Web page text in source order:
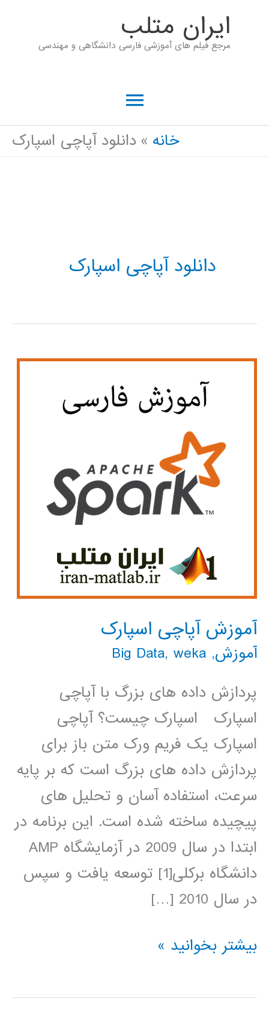
ايران متلب
مرجع فیلم های آموزشی فارسی دانشگاهی و مهندسی
فهرست
اصلی خانه دانلود آپاچی اسپارک
دانلود آپاچی اسپارک
آموزش آپاچی اسپارک
آموزش,
Big Data, weka
پردازش داده های بزرگ با آپاچی
اسپارک اسپارک چیست؟ آپاچی
اسپارک یک فریم ورک متن باز برای
پردازش داده های بزرگ است که بر پایه
سرعت، استفاده آسان و تحلیل های
پیچیده ساخته شده است. این برنامه در
ابتدا در سال 2009 در آزمایشگاه AMP
دانشگاه برکلی[1] توسعه یافت و سپس
در سال 2010 […]
آموزش
اسپارک
بیشتر بخوانید »